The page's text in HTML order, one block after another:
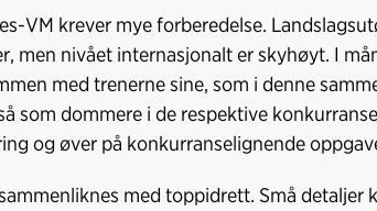
VM krever mye forberedelse.
men nivået internasjonalt er skyhøyt. I
med trenerne sine, som i denne
som dommere i de respektive
og øver på konkurranselignende
med toppidrett. Små